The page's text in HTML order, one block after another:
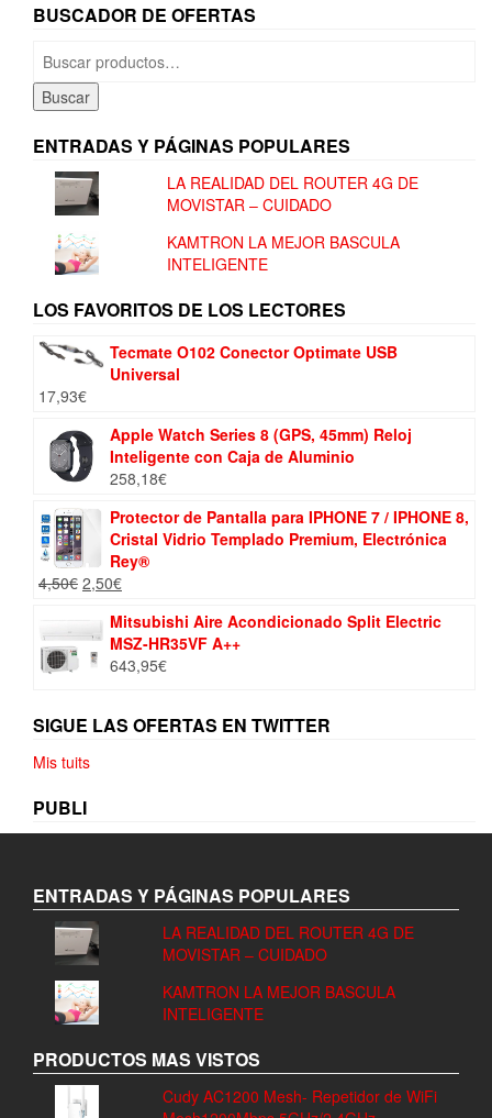
BUSCADOR DE OFERTAS
por:
Buscar
ENTRADAS Y PÁGINAS POPULARES
LA REALIDAD DEL ROUTER 4G DE
MOVISTAR – CUIDADO
KAMTRON LA MEJOR BASCULA
INTELIGENTE
LOS FAVORITOS DE LOS LECTORES
Tecmate O102 Conector Optimate USB
Universal
17,93€
Apple Watch Series 8 (GPS, 45mm) Reloj
Inteligente con Caja de Aluminio
258,18€
Protector de Pantalla para IPHONE 7 / IPHONE 8,
Cristal Vidrio Templado Premium, Electrónica
Rey®
4,50€ El
original
era:
4,50€.
2,50€El
actual
es:
2,50€.
Mitsubishi Aire Acondicionado Split Electric
MSZ-HR35VF A++
643,95€
SIGUE LAS OFERTAS EN TWITTER
Mis tuits
PUBLI
ENTRADAS Y PÁGINAS POPULARES
LA REALIDAD DEL ROUTER 4G DE
MOVISTAR – CUIDADO
KAMTRON LA MEJOR BASCULA
INTELIGENTE
PRODUCTOS MAS VISTOS
Cudy AC1200 Mesh- Repetidor de WiFi